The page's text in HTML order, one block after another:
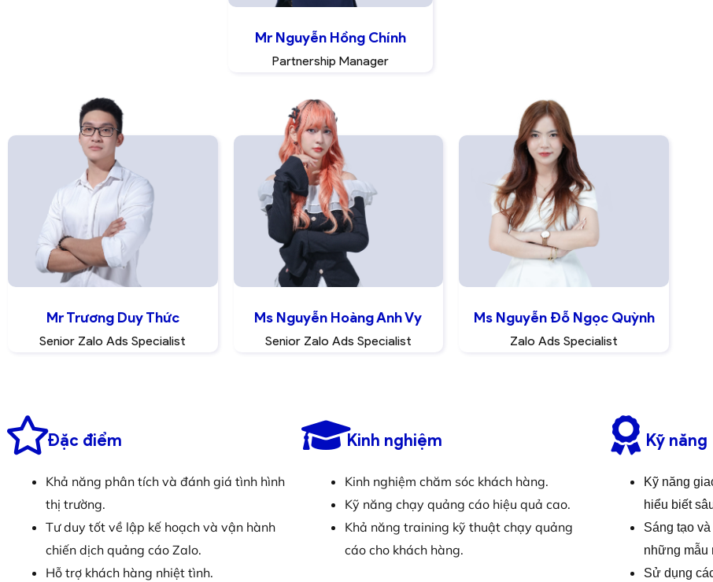
Mr Nguyễn Hồng Chính
Partnership Manager
Mr Trương Duy Thức
Senior Zalo Ads Specialist
Ms Nguyễn Hoàng Anh Vy
Senior Zalo Ads Specialist
Ms Nguyễn Đỗ Ngọc Quỳnh
Zalo Ads Specialist
Đặc điểm
Khả năng phân tích và đánh giá tình hình
thị trường.
Tư duy tốt về lập kế hoạch và vận hành
chiến dịch quảng cáo Zalo.
Hỗ trợ khách hàng nhiệt tình.
Kinh nghiệm
Kinh nghiệm chăm sóc khách hàng.
Kỹ năng chạy quảng cáo hiệu quả cao.
Khả năng training kỹ thuật chạy quảng
cáo cho khách hàng.
Kỹ năng
Kỹ năng
hiểu biết
Sáng tạo
những mẫu
Sử dụng